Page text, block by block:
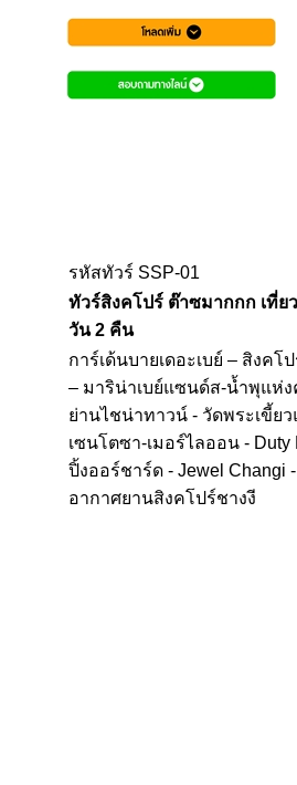
รหัสทัวร์ SSP-01
ทัวร์สิงคโปร์ ต๊าซมากกก เที่ย
วัน 2 คืน
การ์เด้นบายเดอะเบย์ – สิงคโ
– มาริน่าเบย์แซนด์ส-น้ำพุแห่
ย่านไชน่าทาวน์ - วัดพระเขี้ยว
เซนโตซา-เมอร์ไลออน - Duty
ปิ้งออร์ชาร์ด - Jewel Changi
อากาศยานสิงคโปร์ชางงี